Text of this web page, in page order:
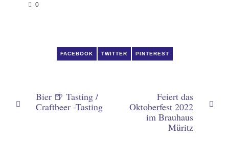
0
FACEBOOK TWITTER PINTEREST
Bier 🍺 Tasting /
Craftbeer -Tasting
Feiert das
Oktoberfest 2022
im Brauhaus
Müritz